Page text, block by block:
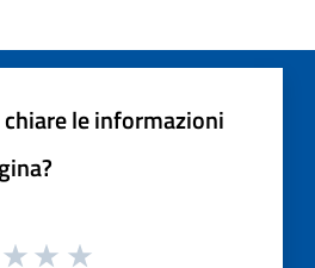
le informazioni